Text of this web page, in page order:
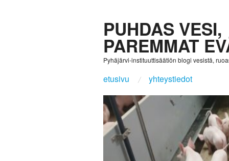
PUHDAS VESI,
PAREMMAT
Pyhäjärvi-instituuttisäätiön blogi vesistä,
etusivu yhteystiedot